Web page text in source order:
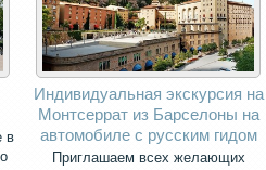
в
Индивидуальная экскурсия на
Монтсеррат из Барселоны на
автомобиле с русским гидом
Приглашаем всех желающих